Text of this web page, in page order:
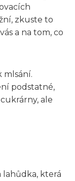
zkuste to
a na tom, co
mlsání.
podstatné,
ale
lahůdka, která